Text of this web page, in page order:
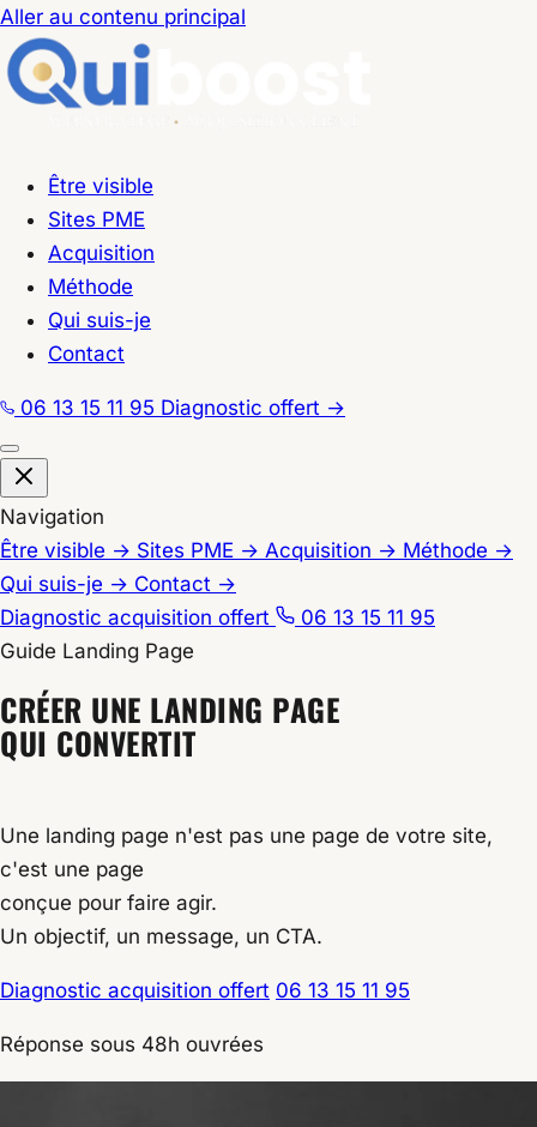
Aller au contenu principal
Être visible
Sites PME
Acquisition
Méthode
Qui suis-je
Contact
06 13 15 11 95 Diagnostic offert →
Navigation
Être visible → Sites PME → Acquisition → Méthode →
Qui suis-je → Contact →
Diagnostic acquisition offert
06 13 15 11 95
/
Ressources
Guide Landing Page
CRÉER UNE LANDING PAGE
QUI CONVERTIT
Une landing page n'est pas une page de votre site,
c'est une page
conçue pour faire agir.
Un objectif, un message, un CTA.
Diagnostic acquisition offert 06 13 15 11 95
Réponse sous 48h ouvrées